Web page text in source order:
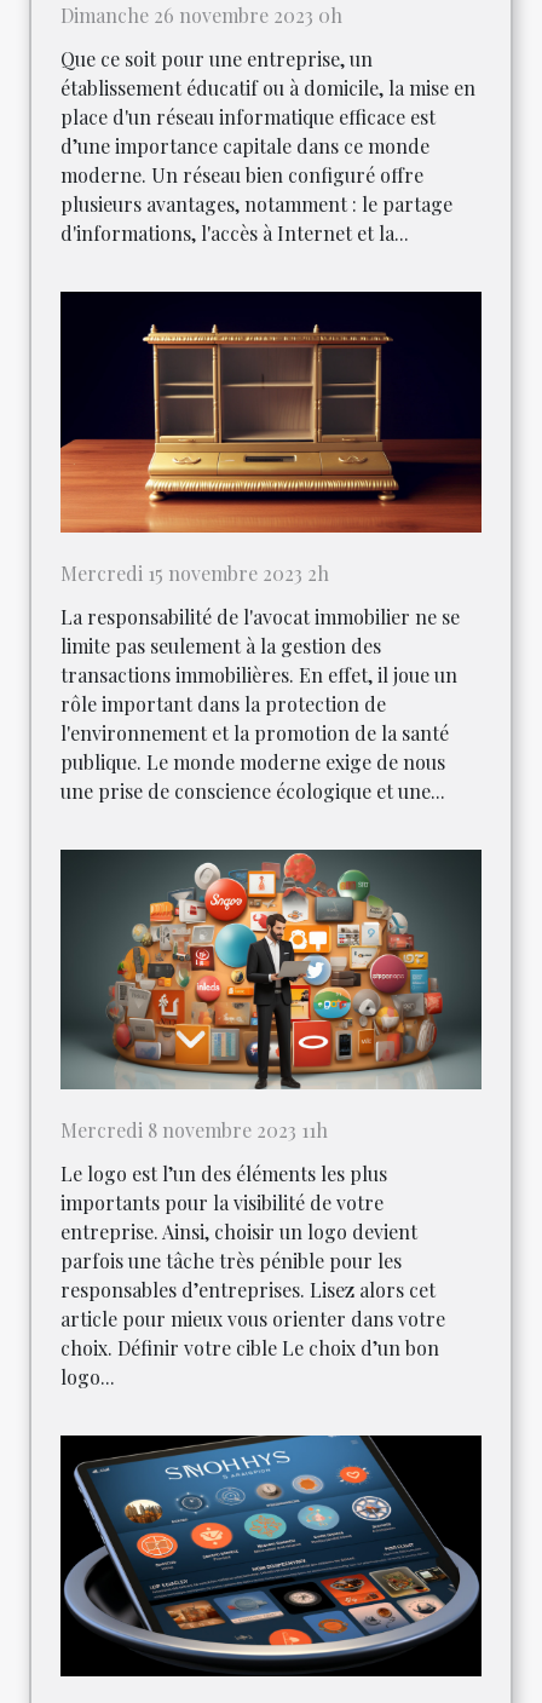
Dimanche 26 novembre 2023 0h
Que ce soit pour une entreprise, un
établissement éducatif ou à domicile, la mise en
place d'un réseau informatique efficace est
d’une importance capitale dans ce monde
moderne. Un réseau bien configuré offre
plusieurs avantages, notamment : le partage
d'informations, l'accès à Internet et la...
Mercredi 15 novembre 2023 2h
La responsabilité de l'avocat immobilier ne se
limite pas seulement à la gestion des
transactions immobilières. En effet, il joue un
rôle important dans la protection de
l'environnement et la promotion de la santé
publique. Le monde moderne exige de nous
une prise de conscience écologique et une...
Mercredi 8 novembre 2023 11h
Le logo est l’un des éléments les plus
importants pour la visibilité de votre
entreprise. Ainsi, choisir un logo devient
parfois une tâche très pénible pour les
responsables d’entreprises. Lisez alors cet
article pour mieux vous orienter dans votre
choix. Définir votre cible Le choix d’un bon
logo...